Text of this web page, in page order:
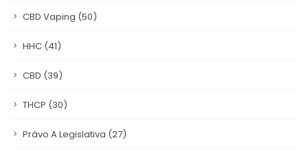
CBD Vaping (50)
HHC (41)
CBD (39)
THCP (30)
Právo A Legislativa (27)